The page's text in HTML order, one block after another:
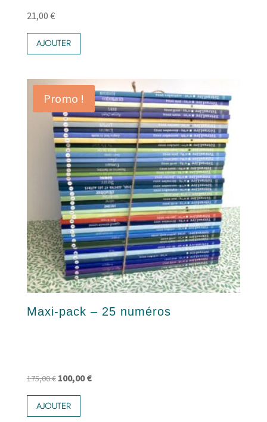
21,00 €
AJOUTER
Promo !
Maxi-pack – 25 numéros
175,00€ Le
prix
initial
100,00€Le
AJOUTER